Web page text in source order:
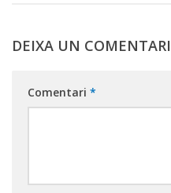
DEIXA UN COMENTARI
Comentari *